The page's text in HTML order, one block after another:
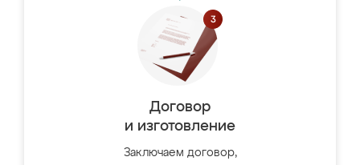
Договор
и изготовление
Заключаем договор,